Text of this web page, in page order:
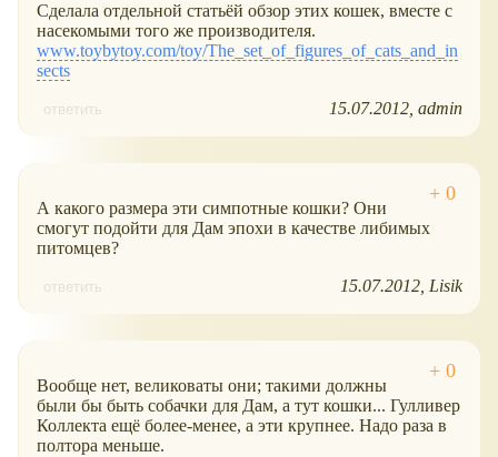
Сделала отдельной статьёй обзор этих кошек, вместе с
насекомыми того же производителя.
www.toybytoy.com/toy/The_set_of_figures_of_cats_and_in
sects
ответить 15.07.2012 admin
А какого размера эти симпотные кошки? Они
смогут подойти для Дам эпохи в качестве либимых
питомцев?
ответить 15.07.2012 Lisik
Вообще нет, великоваты они; такими должны
были бы быть собачки для Дам, а тут кошки... Гулливер
Коллекта ещё более-менее, а эти крупнее. Надо раза в
полтора меньше.